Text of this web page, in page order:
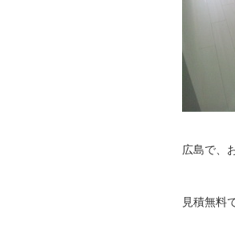
広島で、
見積無料